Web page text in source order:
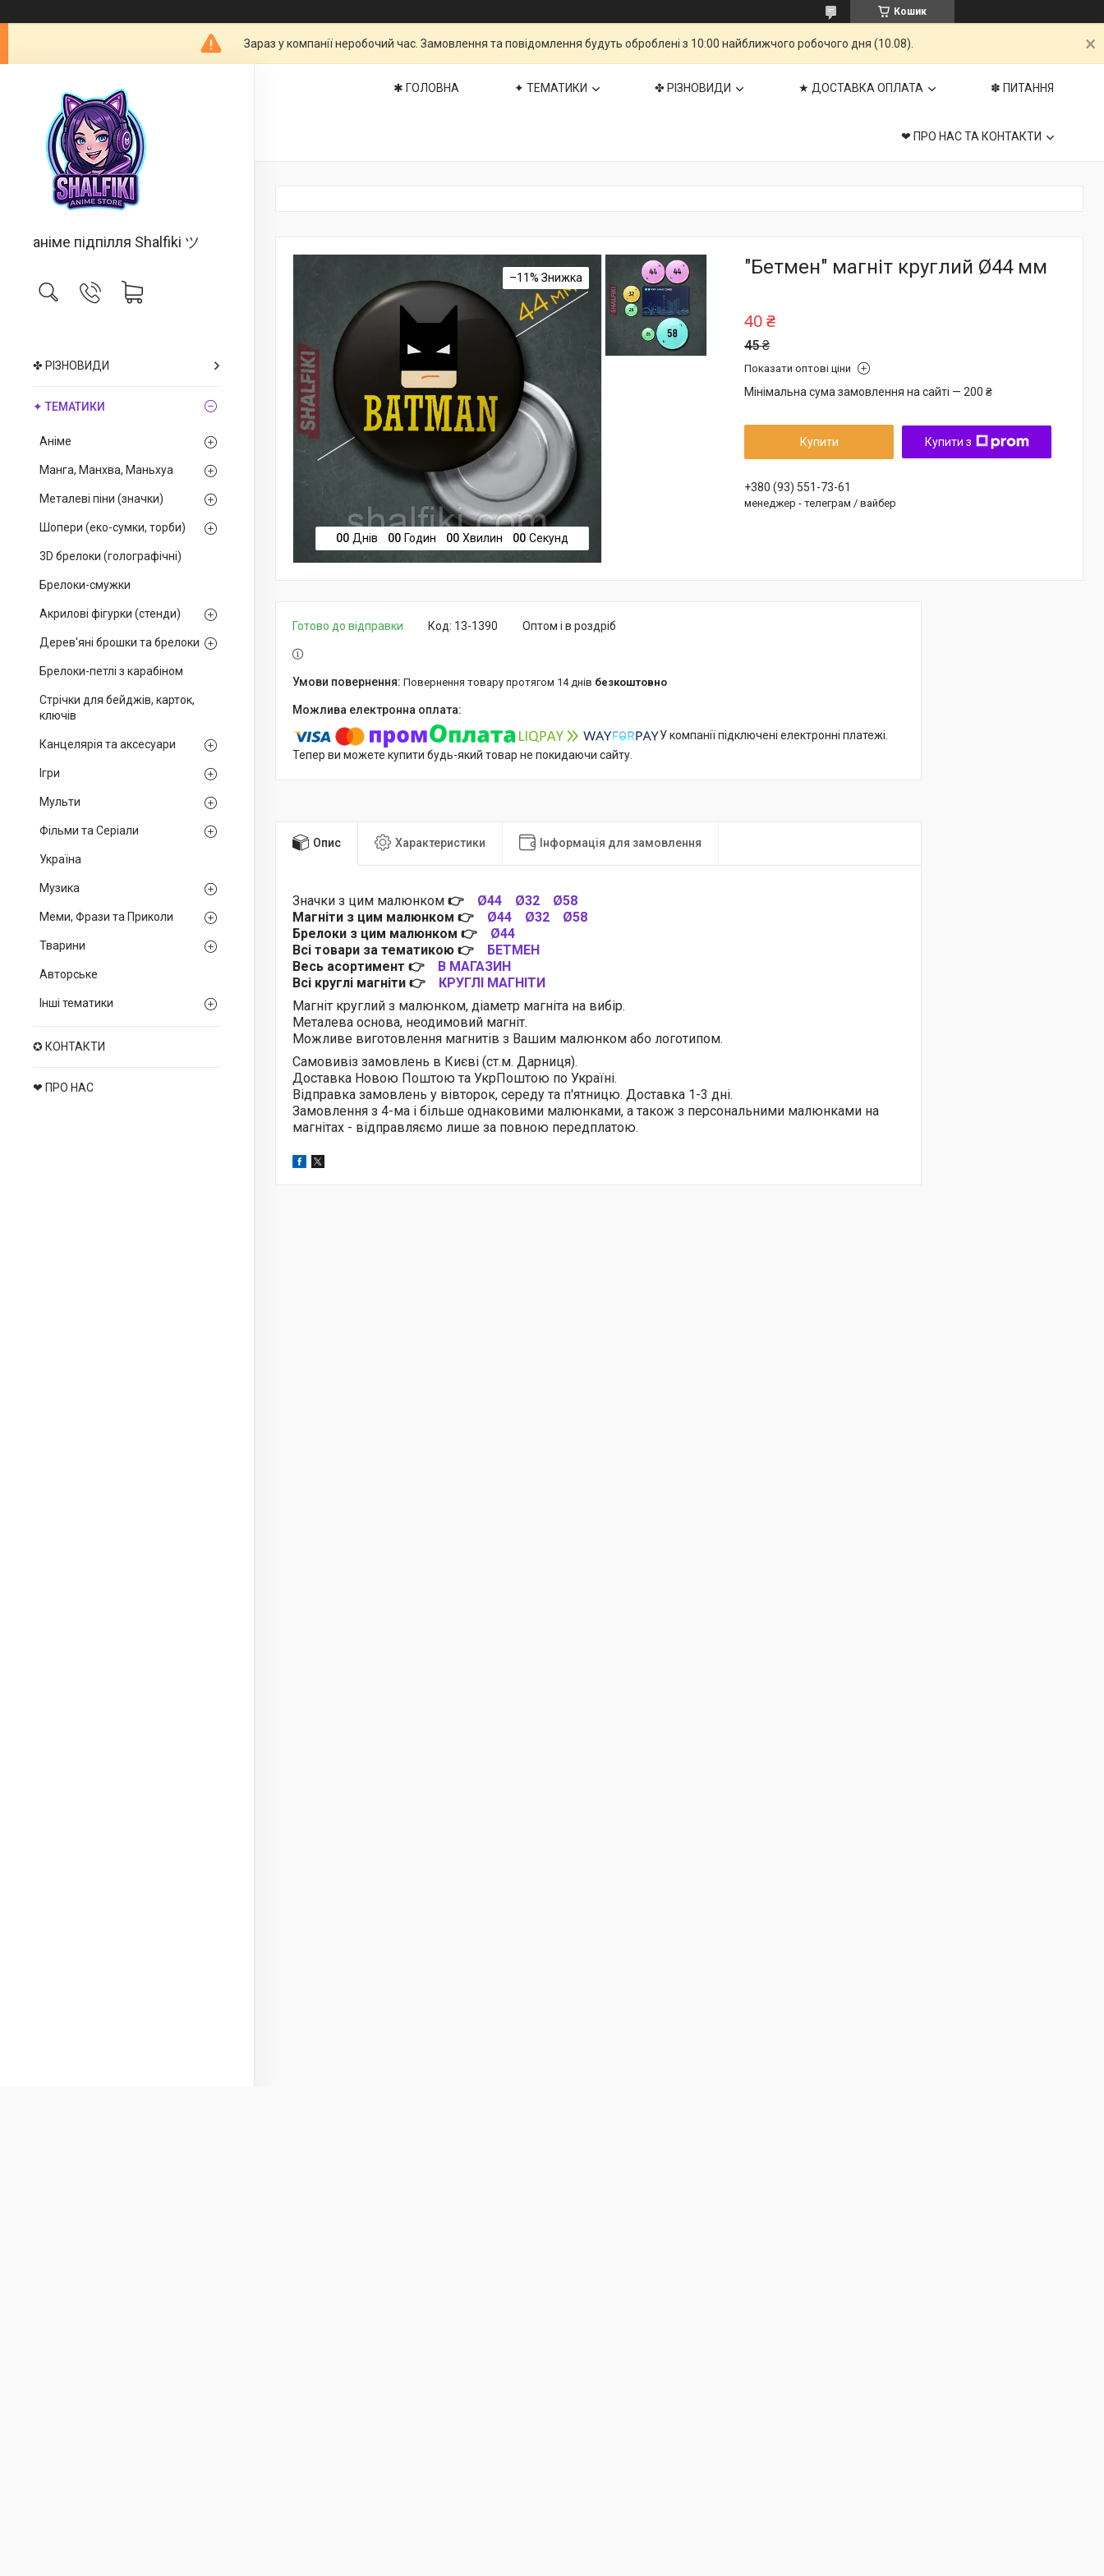
Кошик
Зараз у компанії неробочий час. Замовлення та повідомлення будуть оброблені з 10:00 найближчого робочого дня (10.08).
аніме підпілля Shalfiki ツ
✤ РІЗНОВИДИ
✦ ТЕМАТИКИ
Аніме
Манга, Манхва, Маньхуа
Металеві піни (значки)
Шопери (еко-сумки, торби)
3D брелоки (голографічні)
Брелоки-смужки
Акрилові фігурки (стенди)
Дерев'яні брошки та брелоки
Брелоки-петлі з карабіном
Стрічки для бейджів, карток,
ключів
Канцелярія та аксесуари
Ігри
Мульти
Фільми та Серіали
Україна
Музика
Меми, Фрази та Приколи
Тварини
Авторське
Інші тематики
✪ КОНТАКТИ
❤ ПРО НАС
✱ ГОЛОВНА ✦ ТЕМАТИКИ ✤ РІЗНОВИДИ ★ ДОСТАВКА ОПЛАТА ✽ ПИТАННЯ
❤ ПРО НАС ТА КОНТАКТИ
–11%
00 Днів 00 Годин 00 Хвилин 00 Секунд
"Бетмен" магніт круглий Ø44 мм
45 ₴
40 ₴
Показати оптові ціни
Мінімальна сума замовлення на сайті — 200 ₴
Купити Купити з
+380 (93) 551-73-61
менеджер - телеграм / вайбер
Готово до відправки Оптом і в роздріб
Код: 13-1390
повернення товару протягом 14 днів безкоштовно
У компанії підключені електронні платежі.
Тепер ви можете купити будь-який товар не покидаючи сайту.
Опис Характеристики Інформація для замовлення
Значки з цим малюнком 👉 Ø44 Ø32
Ø58
Магніти з цим малюнком 👉 Ø44 Ø32
Ø58
Брелоки з цим малюнком 👉 Ø44
Всі товари за тематикою 👉
БЕТМЕН
Весь асортимент 👉
В МАГАЗИН
Всі круглі магніти 👉
КРУГЛІ МАГНІТИ
Магніт круглий з малюнком, діаметр магніта на вибір.
Металева основа, неодимовий магніт.
Можливе виготовлення магнитів з Вашим малюнком або логотипом.
Самовивіз замовлень в Києві (ст.м. Дарниця).
Доставка Новою Поштою та УкрПоштою по Україні.
Відправка замовлень у вівторок, середу та п'ятницю. Доставка 1-3 дні.
Замовлення з 4-ма і більше однаковими малюнками, а також з персональними малюнками на
магнітах - відправляємо лише за повною передплатою.